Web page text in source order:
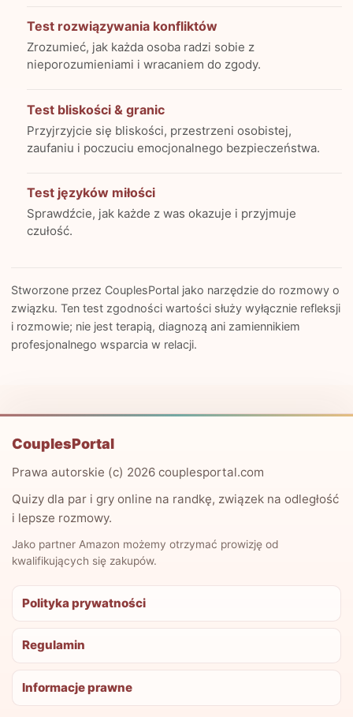
Test rozwiązywania konfliktów
Zrozumieć, jak każda osoba radzi sobie z
nieporozumieniami i wracaniem do zgody.
Test bliskości & granic
Przyjrzyjcie się bliskości, przestrzeni osobistej,
zaufaniu i poczuciu emocjonalnego bezpieczeństwa.
Test języków miłości
Sprawdźcie, jak każde z was okazuje i przyjmuje
czułość.
Stworzone przez CouplesPortal jako narzędzie do rozmowy o
związku. Ten test zgodności wartości służy wyłącznie refleksji
i rozmowie; nie jest terapią, diagnozą ani zamiennikiem
profesjonalnego wsparcia w relacji.
CouplesPortal
Prawa autorskie (c) 2026 couplesportal.com
Quizy dla par i gry online na randkę, związek na odległość
i lepsze rozmowy.
Jako partner Amazon możemy otrzymać prowizję od
kwalifikujących się zakupów.
Polityka prywatności
Regulamin
Informacje prawne